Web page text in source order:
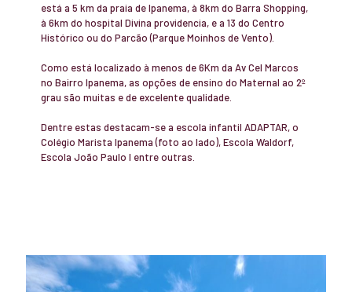
está a 5 km da praia de Ipanema, à 8km do Barra Shopping,
à 6km do hospital Divina providencia, e a 13 do Centro
Histórico ou do Parcão (Parque Moinhos de Vento).
Como está localizado à menos de 6Km da Av Cel Marcos
no Bairro Ipanema, as opções de ensino do Maternal ao 2º
grau são muitas e de excelente qualidade.
Dentre estas destacam-se a escola infantil ADAPTAR, o
Colégio Marista Ipanema (foto ao lado), Escola Waldorf,
Escola João Paulo I entre outras.